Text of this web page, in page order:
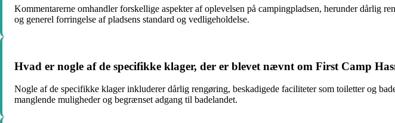
Kommentarerne omhandler forskellige aspekter af oplevelsen på campingpladsen, herunder dårlig
og generel forringelse af pladsens standard og vedligeholdelse.
Hvad er nogle af de specifikke klager, der er blevet nævnt om First Camp
Nogle af de specifikke klager inkluderer dårlig rengøring, beskadigede faciliteter som toiletter og
manglende muligheder og begrænset adgang til badelandet.